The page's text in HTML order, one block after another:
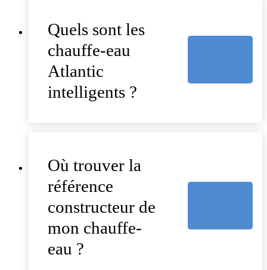
Quels sont les
chauffe-eau
Atlantic
intelligents ?
Où trouver la
référence
constructeur de
mon chauffe-
eau ?